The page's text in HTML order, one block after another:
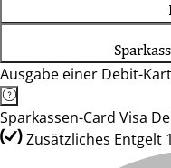
Ausgabe einer Debit-
Sparkassen-Card Visa
Zusätzliches Entgelt